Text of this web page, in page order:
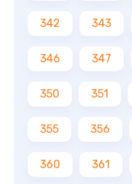
342 343
346 347
350 351
355 356
360 361